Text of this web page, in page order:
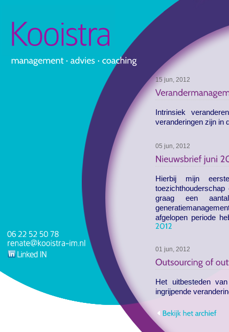
15 jun, 2012
Intrinsiek
veranderingen zijn in
05 jun, 2012
Hierbij mijn
graag een
afgelopen periode
01 jun, 2012
Het uitbesteden
ingrijpende